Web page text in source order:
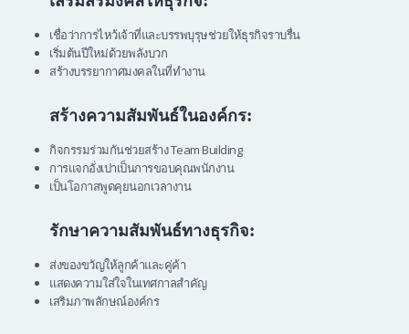
เชื่อว่าการไหว้เจ้าที่และบรรพบุรุษช่วยให้ธุรกิจราบรื่น
เริ่มต้นปีใหม่ด้วยพลังบวก
สร้างบรรยากาศมงคลในที่ทำงาน
สร้างความสัมพันธ์ในองค์กร:
กิจกรรมร่วมกันช่วยสร้าง Team Building
การแจกอั่งเปาเป็นการขอบคุณพนักงาน
เป็นโอกาสพูดคุยนอกเวลางาน
รักษาความสัมพันธ์ทางธุรกิจ:
ส่งของขวัญให้ลูกค้าและคู่ค้า
แสดงความใส่ใจในเทศกาลสำคัญ
เสริมภาพลักษณ์องค์กร